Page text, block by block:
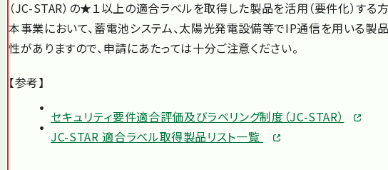
（JC-STAR）の★１以上の適合ラベルを取得した製品を活用（要件化）する
本事業において、蓄電池システム、太陽光発電設備等でIP通信を用いる
性がありますので、申請にあたっては十分ご注意ください。
【参考】
セキュリティ要件適合評価及びラベリング制度（JC-STAR）
JC-STAR 適合ラベル取得製品リスト一覧